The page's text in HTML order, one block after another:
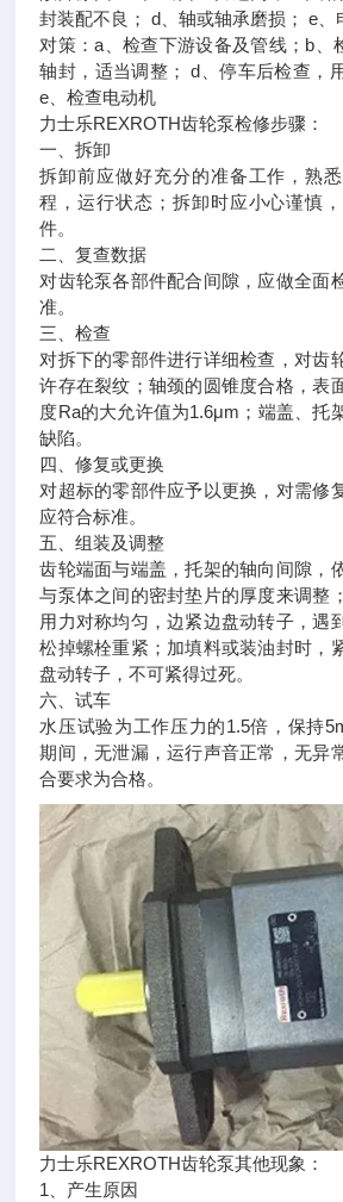
封装配不良； d、轴或轴承磨损； e、
对策：a、检查下游设备及管线；b、
轴封，适当调整； d、停车后检查，
e、检查电动机
力士乐REXROTH齿轮泵检修步骤：
一、拆卸
拆卸前应做好充分的准备工作，熟
程，运行状态；拆卸时应小心谨慎
件。
二、复查数据
对齿轮泵各部件配合间隙，应做全面
准。
三、检查
对拆下的零部件进行详细检查，对齿
许存在裂纹；轴颈的圆锥度合格，表
度Ra的大允许值为1.6μm；端盖、托
缺陷。
四、修复或更换
对超标的零部件应予以更换，对需修
应符合标准。
五、组装及调整
齿轮端面与端盖，托架的轴向间隙，
与泵体之间的密封垫片的厚度来调整
用力对称均匀，边紧边盘动转子，遇
松掉螺栓重紧；加填料或装油封时，
盘动转子，不可紧得过死。
六、试车
水压试验为工作压力的1.5倍，保持
期间，无泄漏，运行声音正常，无异
合要求为合格。
力士乐REXROTH齿轮泵其他现象：
1、产生原因